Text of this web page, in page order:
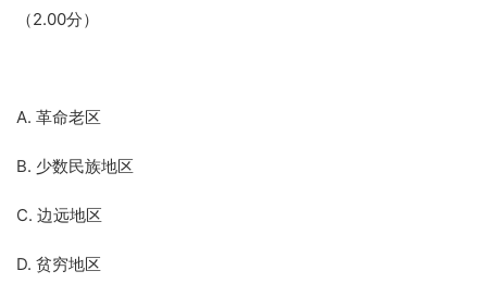
（2.00分）
A. 革命老区
B. 少数民族地区
C. 边远地区
D. 贫穷地区